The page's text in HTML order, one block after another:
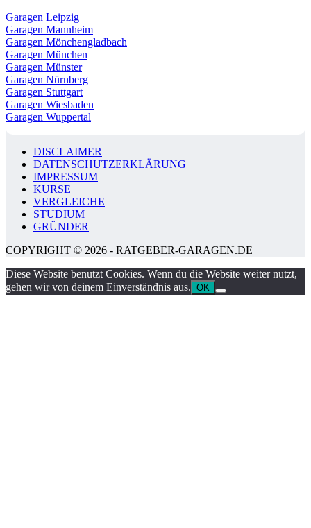
Garagen Leipzig
Garagen Mannheim
Garagen Mönchengladbach
Garagen München
Garagen Münster
Garagen Nürnberg
Garagen Stuttgart
Garagen Wiesbaden
Garagen Wuppertal
DISCLAIMER
DATENSCHUTZERKLÄRUNG
IMPRESSUM
KURSE
VERGLEICHE
STUDIUM
GRÜNDER
COPYRIGHT © 2026 - RATGEBER-GARAGEN.DE
Diese Website benutzt Cookies. Wenn du die Website weiter nutzt,
gehen wir von deinem Einverständnis aus. OK